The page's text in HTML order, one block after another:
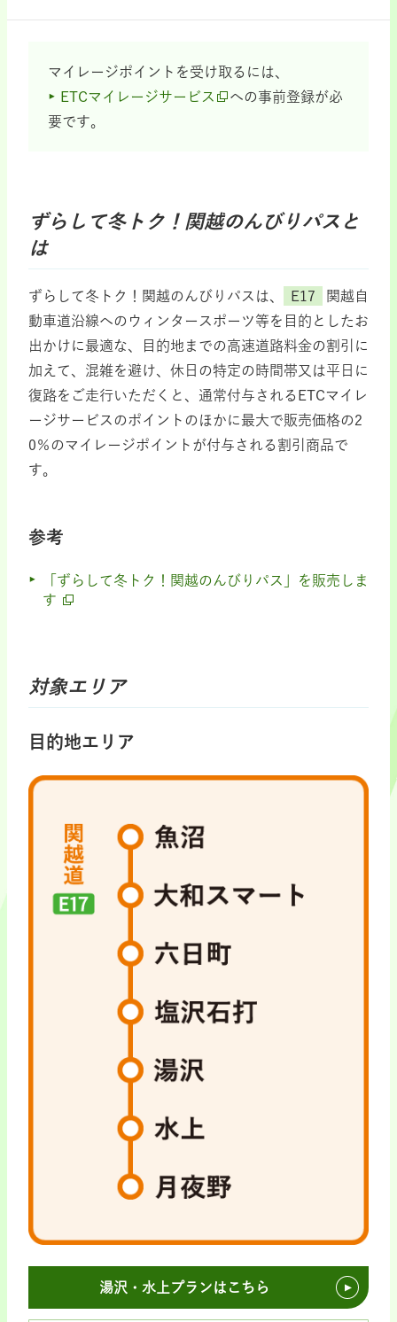
マイレージポイントを受け取るには、
ETCマイレージサービス
への事前登録が必
要です。
ずらして冬トク！関越のんびりパスと
は
ずらして冬トク！関越のんびりパスは、 E17
関越自
動車道沿線へのウィンタースポーツ等を目的としたお
出かけに最適な、目的地までの高速道路料金の割引に
加えて、混雑を避け、休日の特定の時間帯又は平日に
復路をご走行いただくと、通常付与されるETCマイレ
ージサービスのポイントのほかに最大で販売価格の2
0％のマイレージポイントが付与される割引商品で
す。
参考
「ずらして冬トク！関越のんびりパス」を販売しま
す
対象エリア
目的地エリア
湯沢・水上プランはこちら